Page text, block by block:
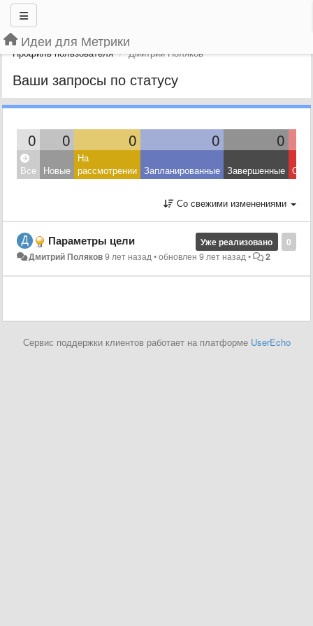
Идеи для Метрики
Профиль пользователя Дмитрий Поляков
Ваши запросы по статусу
0 0 0 0 0
Все Новые
На
рассмотрении Запланированные Завершенные
Со свежими изменениями
0
Уже реализовано
Параметры цели
Дмитрий Поляков9 лет назад•обновлен9 лет назад• 2
Сервис поддержки клиентов работает на платформе UserEcho